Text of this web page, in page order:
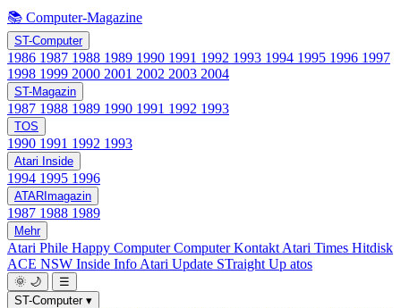
📚 Computer-Magazine
ST-Computer
1986 1987 1988 1989 1990 1991 1992 1993 1994 1995 1996 1997
1998 1999 2000 2001 2002 2003 2004
ST-Magazin
1987 1988 1989 1990 1991 1992 1993
TOS
1990 1991 1992 1993
Atari Inside
1994 1995 1996
ATARImagazin
1987 1988 1989
Mehr
Atari Phile Happy ComputerComputer Kontakt Atari Times Hitdisk
ACE NSW Inside Info Atari Update STraight Up atos
🌞 🌙
☰
ST-Computer ▾